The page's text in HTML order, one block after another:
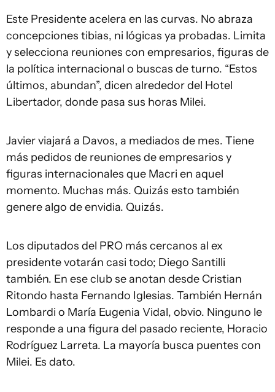
Este Presidente acelera en las curvas. No abraza
concepciones tibias, ni lógicas ya probadas. Limita
y selecciona reuniones con empresarios, figuras de
la política internacional o buscas de turno. “Estos
últimos, abundan”, dicen alrededor del Hotel
Libertador, donde pasa sus horas Milei.
Javier viajará a Davos, a mediados de mes. Tiene
más pedidos de reuniones de empresarios y
figuras internacionales que Macri en aquel
momento. Muchas más. Quizás esto también
genere algo de envidia. Quizás.
Los diputados del PRO más cercanos al ex
presidente votarán casi todo; Diego Santilli
también. En ese club se anotan desde Cristian
Ritondo hasta Fernando Iglesias. También Hernán
Lombardi o María Eugenia Vidal, obvio. Ninguno le
responde a una figura del pasado reciente, Horacio
Rodríguez Larreta. La mayoría busca puentes con
Milei. Es dato.